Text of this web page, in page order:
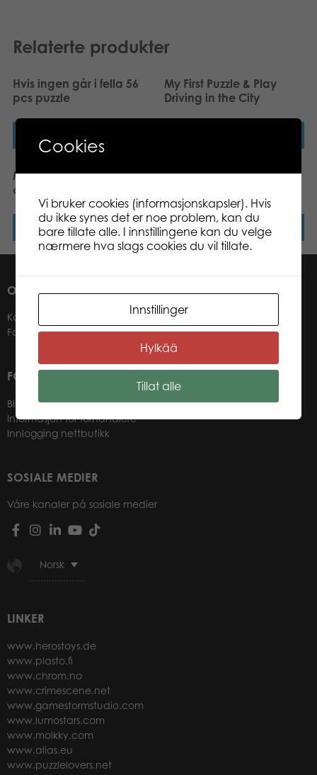
Relaterte produkter
Hvis ingen går i fella 56
pcs puzzle
My First Puzzle & Play
Driving in the City
My First Puzzle & Play Cat
on the Farm
Les mer
My First Puzzle 4×6 pcs
Les mer
OM OSS
Kontakter
Forhandlere
FOR VÅRE KUNDER
Bli forhandler
Informasjon for forhandlere
Innlogging nettbutikk
SOSIALE MEDIER
Våre kanaler på sosiale medier
Norsk
LINKER
www.herostoys.de
www.plasto.fi
www.chrom.no
www.crimescene.net
www.gamestormstudio.com
www.lumostars.com
www.molkky.com
www.alias.eu
www.puzzlelovers.net
Cookies
Vi bruker cookies (informasjonskapsler). Hvis
du ikke synes det er noe problem, kan du
bare tillate alle. I innstillingene kan du velge
nærmere hva slags cookies du vil tillate.
Innstillinger
Hylkää
Tillat alle